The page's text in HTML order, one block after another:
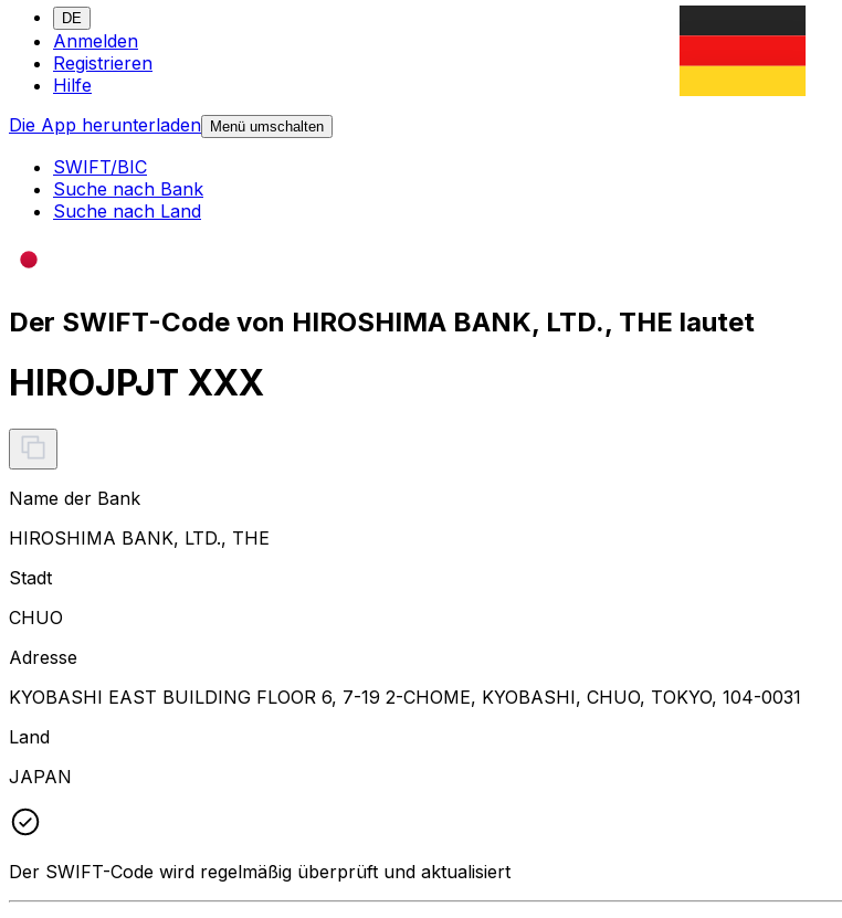
DE
Anmelden
Registrieren
Hilfe
Die App herunterladen Menü umschalten
SWIFT/BIC
Suche nach Bank
Suche nach Land
Der SWIFT-Code von HIROSHIMA BANK, LTD., THE lautet
HIROJPJT XXX
Name der Bank
HIROSHIMA BANK, LTD., THE
Stadt
CHUO
Adresse
KYOBASHI EAST BUILDING FLOOR 6, 7-19 2-CHOME, KYOBASHI, CHUO, TOKYO, 104-0031
Land
JAPAN
Der SWIFT-Code wird regelmäßig überprüft und aktualisiert